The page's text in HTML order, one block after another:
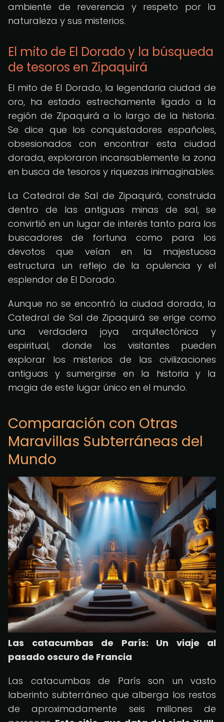
ambiente de reverencia y respeto por la
naturaleza y sus misterios.
El mito de El Dorado y la búsqueda
de tesoros en Zipaquirá
El mito de El Dorado, la legendaria ciudad de
oro, ha estado estrechamente ligado a la
región de Zipaquirá a lo largo de la historia.
Se dice que los conquistadores españoles,
obsesionados con encontrar esta ciudad
dorada, exploraron incansablemente la zona
en busca de tesoros y riquezas inimaginables.
La Catedral de Sal de Zipaquirá, construida
dentro de las antiguas minas de sal, se
convirtió en un lugar de interés tanto para los
buscadores de fortuna como para los
devotos que veían en la majestuosa
estructura un reflejo de la opulencia y el
esplendor de El Dorado.
Aunque no se encontró la ciudad dorada, la
Catedral de Sal de Zipaquirá se erige como
una verdadera joya arquitectónica y
espiritual, donde los visitantes pueden
explorar los misterios de las civilizaciones
antiguas y sumergirse en la historia y la
magia de este lugar único en el mundo.
Comparación con Otras
Maravillas Subterráneas del
Mundo
Las catacumbas de París: Un viaje al
pasado oscuro de Francia
Las catacumbas de París son un vasto
laberinto subterráneo que alberga los restos
de aproximadamente seis millones de